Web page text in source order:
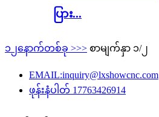
ပြား...
၁ ၂နောက်တစ်ခု >>> စာမျက်နှာ ၁/၂
EMAIL:inquiry@lxshowcnc.com
ဖုန်းနံပါတ် 17763426914